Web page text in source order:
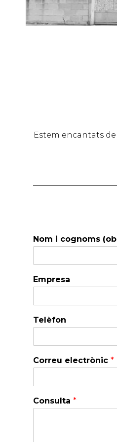
Estem encantats
Nom i cognoms
Empresa
Telèfon
Correu electrònic*
Consulta*